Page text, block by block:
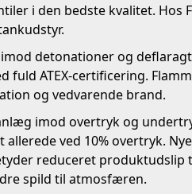
i den bedste kvalitet. Hos
.
detonationer og
fuld ATEX-certificering.
og vedvarende brand.
imod overtryk og
ved 10% overtryk.
reduceret produktudslip
spild til atmosfæren.